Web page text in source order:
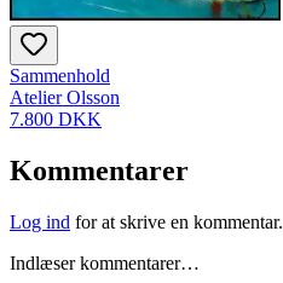
Sammenhold
Atelier Olsson
7.800 DKK
Kommentarer
Log ind for at skrive en kommentar.
Indlæser kommentarer…